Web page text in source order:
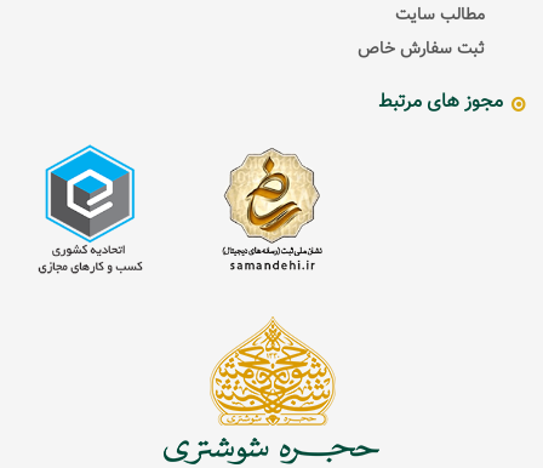
مطالب سایت
ثبت سفارش خاص
مجوز های مرتبط